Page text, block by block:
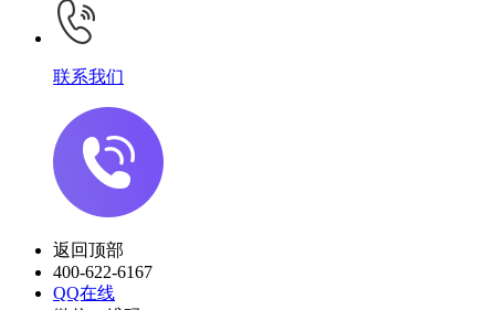
联系我们
返回顶部
400-622-6167
QQ在线